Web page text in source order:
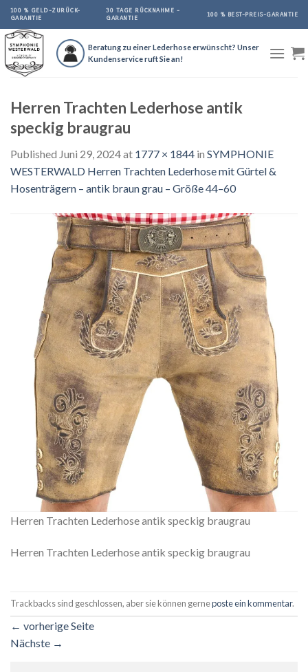
Skip
content
100 % GELD-ZURÜCK-
GARANTIE
30 TAGE RÜCKNAHME -
GARANTIE
100 % BEST-PREIS-GARANTIE
Beratung zu einer Lederhose erwünscht? Unser
Kundenservice ruft Sie an!
Herren Trachten Lederhose antik
speckig braugrau
Published Juni 29, 2024at 1777 × 1844 in SYMPHONIE
WESTERWALD Herren Trachten Lederhose mit Gürtel &
Hosenträgern – antik braun grau – Größe 44–60
Herren Trachten Lederhose antik speckig braugrau
Herren Trachten Lederhose antik speckig braugrau
Trackbacks sind geschlossen, aber sie können gerneposte ein kommentar.
← vorherige Seite
Nächste →